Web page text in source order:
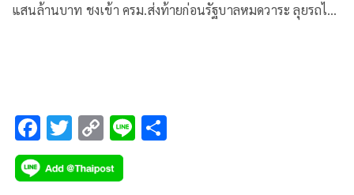
แสนล้านบาท ชงเข้า ครม.ส่งท้ายก่อนรัฐบาลหมดวาระ ลุยรถไฟ
F
ac
e
T
wi
tt
C
o
p
Li